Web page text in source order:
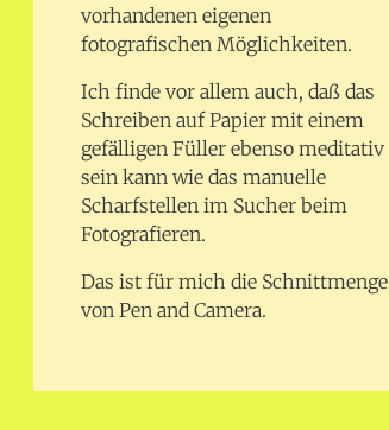
vorhandenen eigenen
fotografischen Möglichkeiten.
Ich finde vor allem auch, daß das
Schreiben auf Papier mit einem
gefälligen Füller ebenso meditativ
sein kann wie das manuelle
Scharfstellen im Sucher beim
Fotografieren.
Das ist für mich die Schnittmenge
von Pen and Camera.